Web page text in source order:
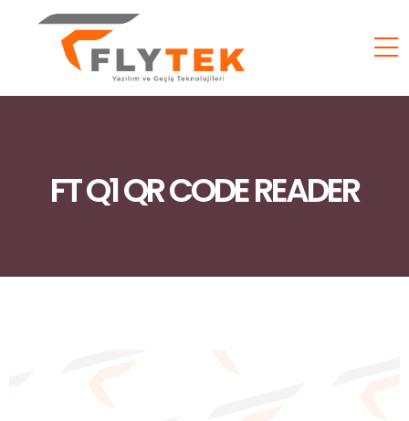
FT Q1 QR CODE READER